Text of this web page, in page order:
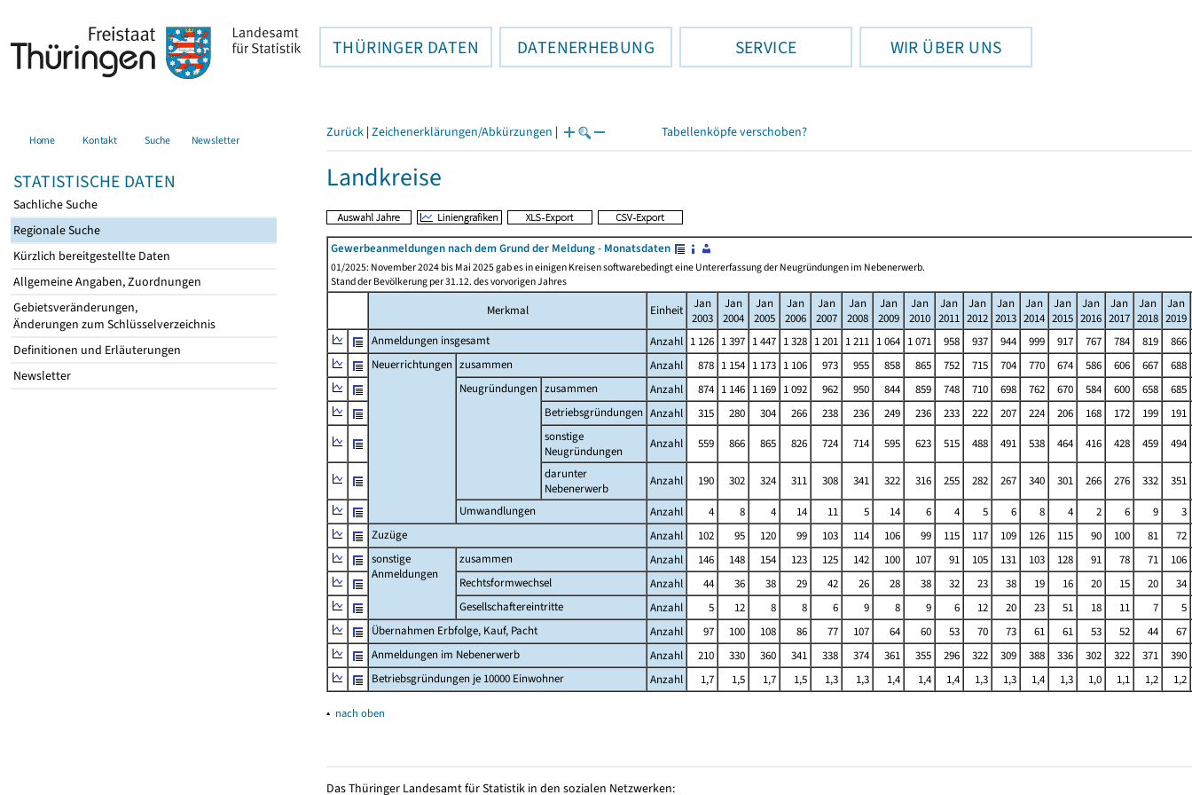
THÜRINGER DATEN DATENERHEBUNG SERVICE WIR ÜBER UNS
Home Kontakt Suche Newsletter
STATISTISCHE DATEN
Sachliche Suche
Regionale Suche
Kürzlich bereitgestellte Daten
Allgemeine Angaben, Zuordnungen
Gebietsveränderungen,
Änderungen zum Schlüsselverzeichnis
Definitionen und Erläuterungen
Newsletter
Zurück | Zeichenerklärungen/Abkürzungen | Tabellenköpfe verschoben?
Landkreise
Gewerbeanmeldungen nach dem Grund der Meldung - Monatsdaten
01/2025: November 2024 bis Mai 2025 gab es in einigen Kreisen softwarebedingt eine Untererfassung der Neugründungen im Nebenerwerb.
Stand der Bevölkerung per 31.12. des vorvorigen Jahres
Merkmal Einheit
Jan
2003
Jan
2004
Jan
2005
Jan
2006
Jan
2007
Jan
2008
Jan
2009
Jan
2010
Jan
2011
Jan
2012
Jan
2013
Jan
2014
Jan
2015
Jan
2016
Jan
2017
Jan
2018
Jan
2019
Anmeldungen insgesamt
Anzahl 1 126 1 397 1 447 1 328 1 201 1 211 1 064 1 071 958 937 944 999 917 767 784 819
866
Neuerrichtungen zusammen Anzahl 878 1 154 1 173 1 106 973 955 858 865 752 715 704 770 674 586 606 667
688
Neugründungen zusammen Anzahl 874 1 146 1 169 1 092 962 950 844 859 748 710 698 762 670 584 600 658
685
Betriebsgründungen Anzahl 315 280 304 266 238 236 249 236 233 222 207 224 206 168 172 199
191
sonstige
Neugründungen
Anzahl 559 866 865 826 724 714 595 623 515 488 491 538 464 416 428 459
494
darunter
Nebenerwerb
Anzahl 190 302 324 311 308 341 322 316 255 282 267 340 301 266 276 332
351
Umwandlungen
Anzahl 4 8 4 14 11 5 14 6 4 5 6 8 4 2 6 9
3
Zuzüge
Anzahl 102 95 120 99 103 114 106 99 115 117 109 126 115 90 100 81
72
sonstige
Anmeldungen
zusammen Anzahl 146 148 154 123 125 142 100 107 91 105 131 103 128 91 78 71
106
Rechtsformwechsel
Anzahl 44 36 38 29 42 26 28 38 32 23 38 19 16 20 15 20
34
Gesellschaftereintritte
Anzahl 5 12 8 8 6 9 8 9 6 12 20 23 51 18 11 7
5
Übernahmen Erbfolge, Kauf, Pacht
Anzahl 97 100 108 86 77 107 64 60 53 70 73 61 61 53 52 44
67
Anmeldungen im Nebenerwerb
Anzahl 210 330 360 341 338 374 361 355 296 322 309 388 336 302 322 371
390
Betriebsgründungen je 10000 Einwohner
Anzahl 1,7 1,5 1,7 1,5 1,3 1,3 1,4 1,4 1,4 1,3 1,3 1,4 1,3 1,0 1,1 1,2 1,2
▴ nach oben
Das Thüringer Landesamt für Statistik in den sozialen Netzwerken: